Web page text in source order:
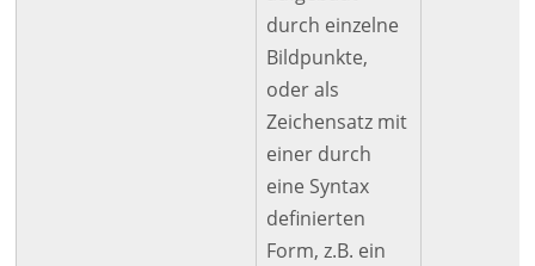
durch einzelne
Bildpunkte,
oder als
Zeichensatz mit
einer durch
eine Syntax
definierten
Form, z.B. ein